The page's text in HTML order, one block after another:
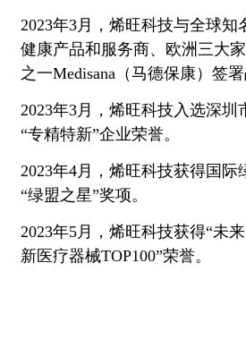
2023年3月，烯旺科技与全球知
健康产品和服务商、欧洲三大
之一Medisana（马德保康）签署
2023年3月，烯旺科技入选深圳
“专精特新”企业荣誉。
2023年4月，烯旺科技获得国际
“绿盟之星”奖项。
2023年5月，烯旺科技获得“未
新医疗器械TOP100”荣誉。